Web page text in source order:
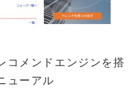
コメンドエンジンを搭
ューアル